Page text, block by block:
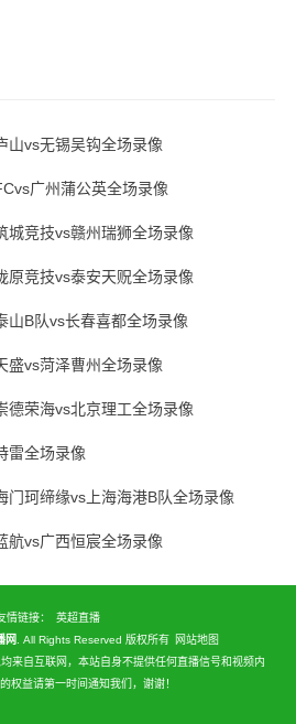
山vs无锡吴钩全场录像
广州蒲公英全场录像
城竞技vs赣州瑞狮全场录像
原竞技vs泰安天贶全场录像
山B队vs长春喜都全场录像
盛vs菏泽曹州全场录像
德荣海vs北京理工全场录像
雷全场录像
门珂缔缘vs上海海港B队全场录像
航vs广西恒宸全场录像
情链接：
英超直播
网 . All Rights Reserved 版权所有
网站地图
来自互联网，本站自身不提供任何直播信号和视频内
权益请第一时间通知我们，谢谢！